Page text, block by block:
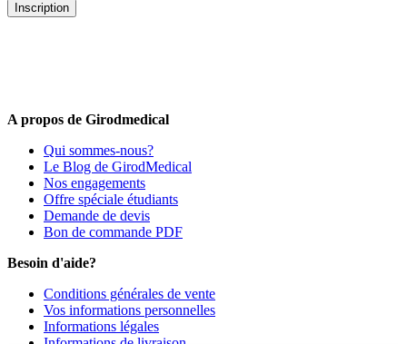
Inscription
A propos de Girodmedical
Qui sommes-nous?
Le Blog de GirodMedical
Nos engagements
Offre spéciale étudiants
Demande de devis
Bon de commande PDF
Besoin d'aide?
Conditions générales de vente
Vos informations personnelles
Informations légales